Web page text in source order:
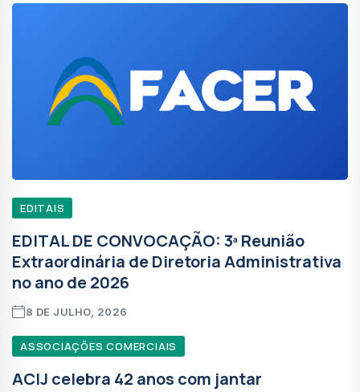
EDITAIS
EDITAL DE CONVOCAÇÃO: 3ª Reunião
Extraordinária de Diretoria Administrativa
no ano de 2026
8 DE JULHO, 2026
ASSOCIAÇÕES COMERCIAIS
ACIJ celebra 42 anos com jantar